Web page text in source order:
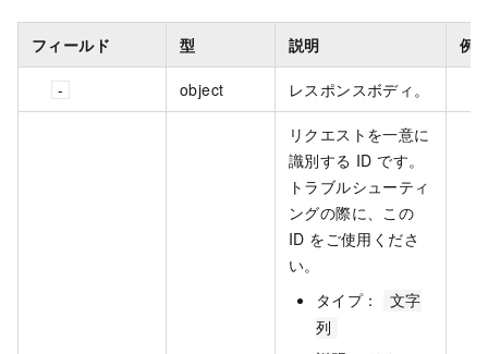
フィールド 型 説明 例
object レスポンスボディ。
リクエストを一意に
識別する ID です。
トラブルシューティ
ングの際に、この
ID をご使用くださ
い。
タイプ：
文字
列